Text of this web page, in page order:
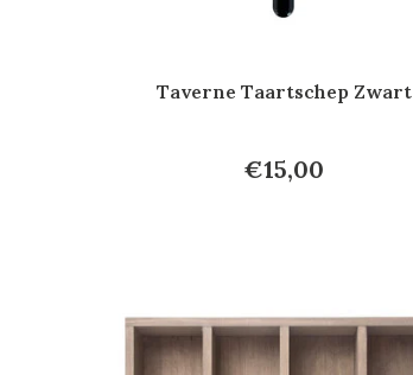
Taverne Taartschep Zwart
€15,00